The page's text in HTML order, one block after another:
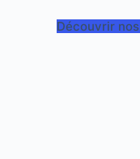
Découvrir